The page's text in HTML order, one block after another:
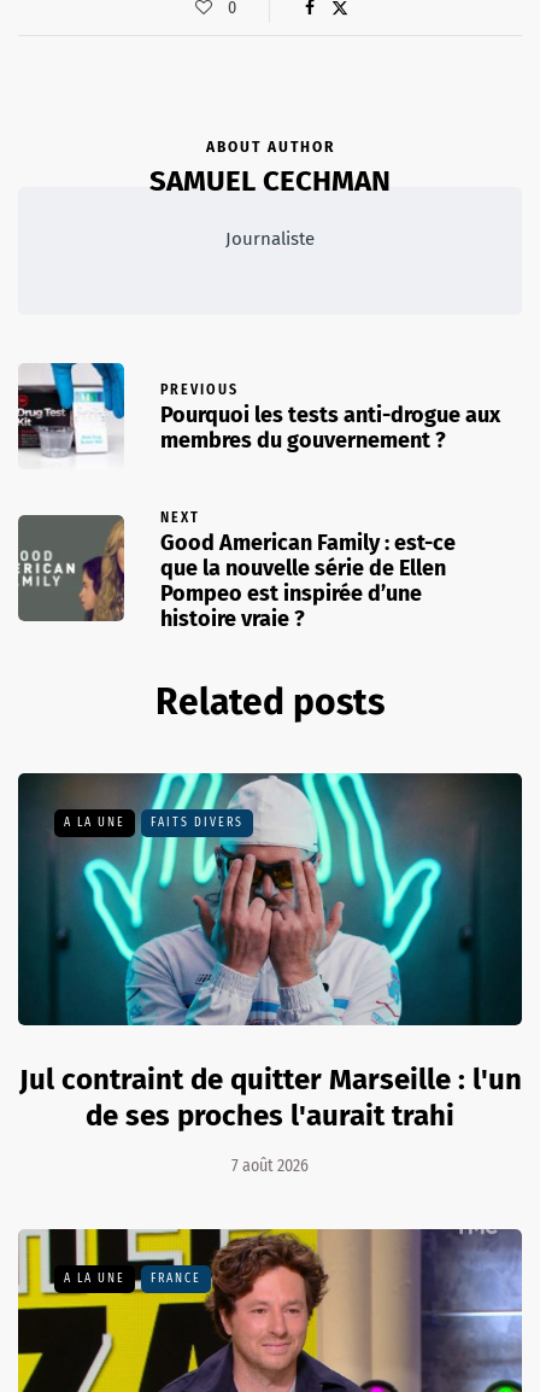
0
ABOUT AUTHOR
SAMUEL CECHMAN
Journaliste
PREVIOUS
Pourquoi les tests anti-drogue aux
membres du gouvernement ?
NEXT
Good American Family : est-ce
que la nouvelle série de Ellen
Pompeo est inspirée d’une
histoire vraie ?
Related posts
A LA UNE FAITS DIVERS
Jul contraint de quitter Marseille : l'un
de ses proches l'aurait trahi
7 août 2026
A LA UNE FRANCE